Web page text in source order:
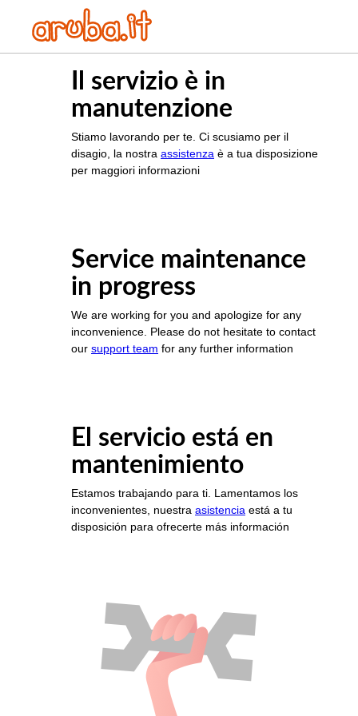
Il servizio è in
manutenzione
Stiamo lavorando per te. Ci scusiamo per il
disagio, la nostra assistenza è a tua disposizione
per maggiori informazioni
Service maintenance
in progress
We are working for you and apologize for any
inconvenience. Please do not hesitate to contact
our support team for any further information
El servicio está en
mantenimiento
Estamos trabajando para ti. Lamentamos los
inconvenientes, nuestra asistencia está a tu
disposición para ofrecerte más información